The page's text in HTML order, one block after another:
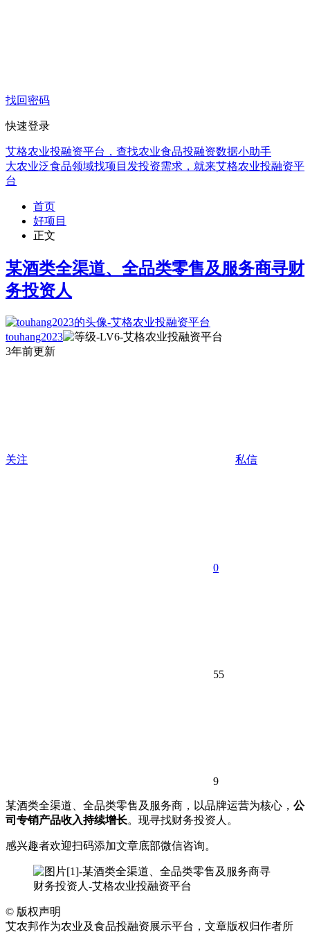
找回密码
快速登录
艾格农业投融资平台，查找农业食品投融资数据小助手
大农业泛食品领域找项目发投资需求，就来艾格农业投融资平
台
首页
好项目
正文
某酒类全渠道、全品类零售及服务商寻财
务投资人
touhang2023
3年前更新
关注 私信
0
55
9
某酒类全渠道、全品类零售及服务商，以品牌运营为核心， 公
司专销产品收入持续增长。现寻找财务投资人。
感兴趣者欢迎扫码添加文章底部微信咨询。
© 版权声明
艾农邦作为农业及食品投融资展示平台，文章版权归作者所